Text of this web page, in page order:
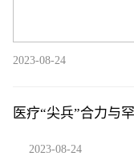
2023-08-24
医疗“尖兵”合力与
2023-08-24